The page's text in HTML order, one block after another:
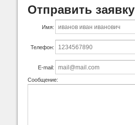
Отправить заявку
Имя:
Телефон:
E-mail:
Сообщение: